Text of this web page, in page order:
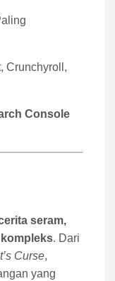
Crunchyroll,
Console
seram,
. Dari
Curse,
yang